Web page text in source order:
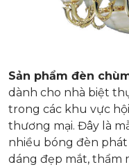
Sản phẩm đèn
dành cho nhà biệt
trong các khu vực
thương mại. Đây là
nhiều bóng đèn phát
dáng đẹp mắt, thẩm